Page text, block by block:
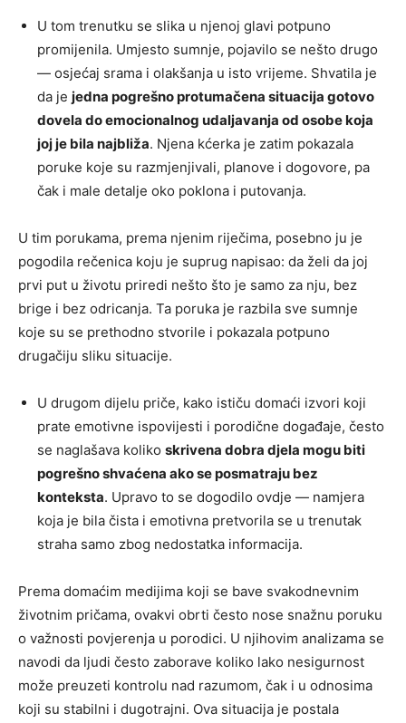
U tom trenutku se slika u njenoj glavi potpuno
promijenila. Umjesto sumnje, pojavilo se nešto drugo
— osjećaj srama i olakšanja u isto vrijeme. Shvatila je
da je jedna pogrešno protumačena situacija gotovo
dovela do emocionalnog udaljavanja od osobe koja
joj je bila najbliža. Njena kćerka je zatim pokazala
poruke koje su razmjenjivali, planove i dogovore, pa
čak i male detalje oko poklona i putovanja.
U tim porukama, prema njenim riječima, posebno ju je
pogodila rečenica koju je suprug napisao: da želi da joj
prvi put u životu priredi nešto što je samo za nju, bez
brige i bez odricanja. Ta poruka je razbila sve sumnje
koje su se prethodno stvorile i pokazala potpuno
drugačiju sliku situacije.
U drugom dijelu priče, kako ističu domaći izvori koji
prate emotivne ispovijesti i porodične događaje, često
se naglašava koliko skrivena dobra djela mogu biti
pogrešno shvaćena ako se posmatraju bez
konteksta. Upravo to se dogodilo ovdje — namjera
koja je bila čista i emotivna pretvorila se u trenutak
straha samo zbog nedostatka informacija.
Prema domaćim medijima koji se bave svakodnevnim
životnim pričama, ovakvi obrti često nose snažnu poruku
o važnosti povjerenja u porodici. U njihovim analizama se
navodi da ljudi često zaborave koliko lako nesigurnost
može preuzeti kontrolu nad razumom, čak i u odnosima
koji su stabilni i dugotrajni. Ova situacija je postala